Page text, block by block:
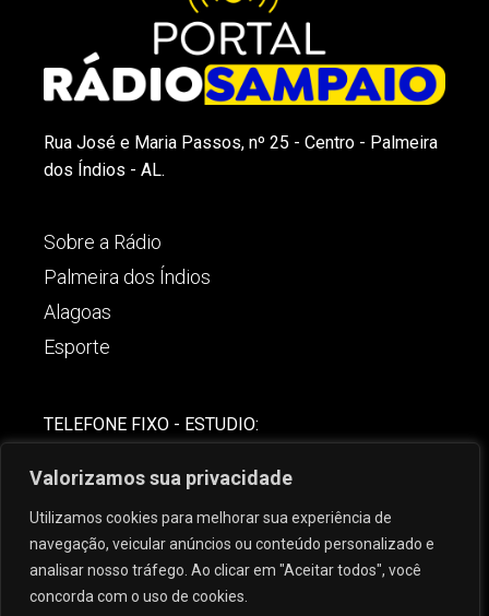
Valorizamos sua privacidade
Utilizamos cookies para melhorar sua experiência de
navegação, veicular anúncios ou conteúdo personalizado e
analisar nosso tráfego. Ao clicar em "Aceitar todos", você
concorda com o uso de cookies.
Rua José e Maria Passos, nº 25 - Centro - Palmeira
dos Índios - AL.
Sobre a Rádio
Palmeira dos Índios
Alagoas
Esporte
TELEFONE FIXO - ESTUDIO:
(82) 99621-8806